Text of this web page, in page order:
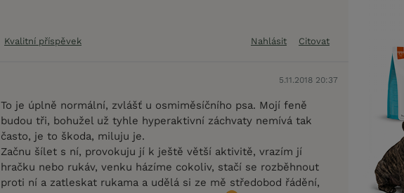
Kvalitní příspěvek Nahlásit Citovat
5.11.2018 20:37
To je úplně normální, zvlášť u osmiměsíčního psa. Mojí feně
budou tři, bohužel už tyhle hyperaktivní záchvaty nemívá tak
často, je to škoda, miluju je.
Začnu šílet s ní, provokuju jí k ještě větší aktivitě, vrazím jí
hračku nebo rukáv, venku házíme cokoliv, stačí se rozběhnout
proti ní a zatleskat rukama a udělá si ze mě středobod řádění,